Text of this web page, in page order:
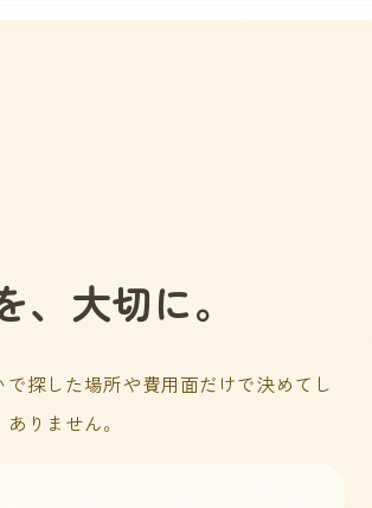
、大切に。
探した場所や費用面だけで決めてし
りません。